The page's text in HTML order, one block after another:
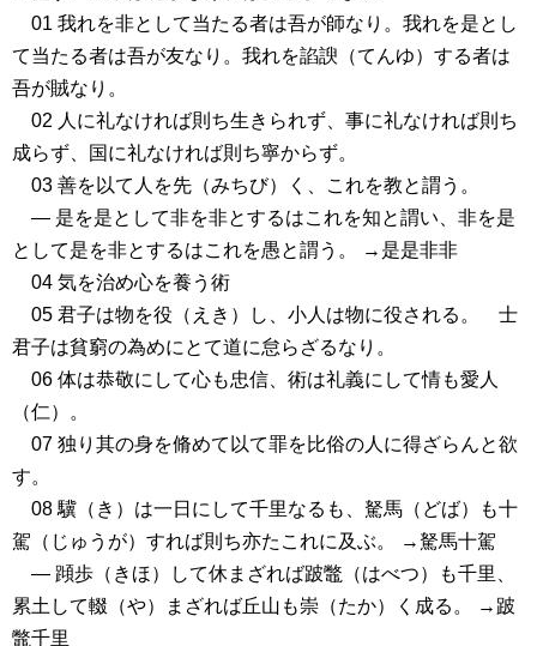
01 我れを非として当たる者は吾が師なり。我れを是とし
て当たる者は吾が友なり。我れを諂諛（てんゆ）する者は
吾が賊なり。
02 人に礼なければ則ち生きられず、事に礼なければ則ち
成らず、国に礼なければ則ち寧からず。
03 善を以て人を先（みちび）く、これを教と謂う。
― 是を是として非を非とするはこれを知と謂い、非を是
として是を非とするはこれを愚と謂う。 →是是非非
04 気を治め心を養う術
05 君子は物を役（えき）し、小人は物に役される。 士
君子は貧窮の為めにとて道に怠らざるなり。
06 体は恭敬にして心も忠信、術は礼義にして情も愛人
（仁）。
07 独り其の身を脩めて以て罪を比俗の人に得ざらんと欲
す。
08 驥（き）は一日にして千里なるも、駑馬（どば）も十
駕（じゅうが）すれば則ち亦たこれに及ぶ。 →駑馬十駕
― 蹞歩（きほ）して休まざれば跛鼈（はべつ）も千里、
累土して輟（や）まざれば丘山も崇（たか）く成る。 →跛
鼈千里